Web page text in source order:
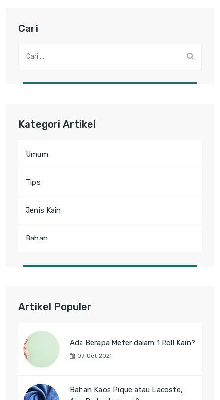
Cari
Kategori Artikel
Umum
Tips
Jenis Kain
Bahan
Artikel Populer
Ada Berapa Meter dalam 1 Roll Kain?
09 Oct 2021
Bahan Kaos Pique atau Lacoste,